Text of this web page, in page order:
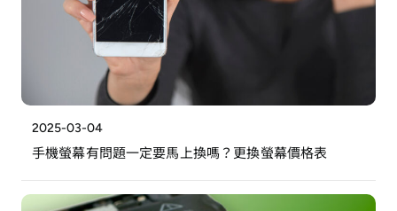
2025-03-04
手機螢幕有問題一定要馬上換嗎？更換螢幕價格表